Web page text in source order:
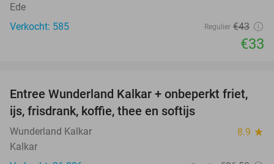
Ede
Verkocht: 585
Regulier €43
€33
32%
Entree Wunderland Kalkar + onbeperkt friet,
ijs, frisdrank, koffie, thee en softijs
Wunderland Kalkar 8.9 star
Kalkar